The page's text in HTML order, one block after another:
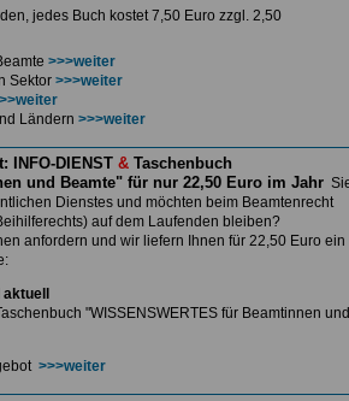
jedes Buch kostet 7,50 Euro zzgl. 2,50
>>>weiter
Sektor >>>weiter
Ländern >>>weiter
INFO-DIENST &Taschenbuch
und Beamte" für nur 22,50 Euro im Jahr
Dienstes und möchten beim Beamtenrecht
auf dem Laufenden bleiben?
anfordern und wir liefern Ihnen für 22,50 Euro ein
"WISSENSWERTES für Beamtinnen und
>>>weiter